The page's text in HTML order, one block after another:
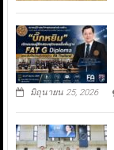
มิถุนายน 25, 2026